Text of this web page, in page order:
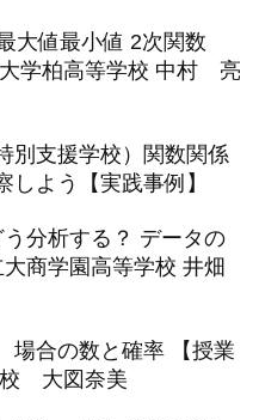
大値最小値 2次関数
大学柏高等学校 中村 亮
別支援学校）関数関係
しよう【実践事例】
分析する？ データの
商学園高等学校 井畑
合の数と確率 【授業
校 大図奈美